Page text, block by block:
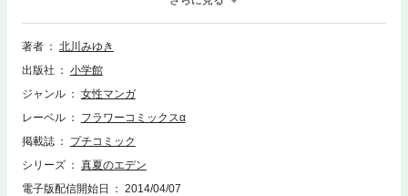
た。夢を追い前を向いて生きる水夏に反し、秋也は思い出の場所が買収さ
れる危機に直面して・・・？いつだって忘れない、楽園のようなあの夏。
そして、3人が向かう道とは・・・？ドラマチックラブストーリー、最終
著者
北川みゆき
出版社
小学館
ジャンル
女性マンガ
レーベル
フラワーコミックスα
掲載誌
プチコミック
シリーズ
真夏のエデン
電子版配信開始日
2014/04/07